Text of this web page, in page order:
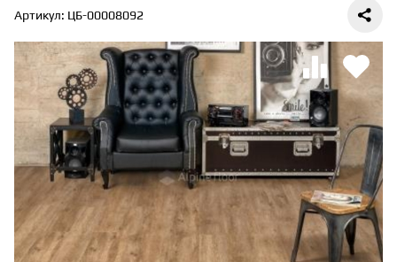
Полезная информация
Как выбрать
Калькулятор
О нас
Контакты
ИНЖЕНЕРНАЯ ДОСКА
ПАРКЕТНАЯ ДОСКА
ТЕРРАСНАЯ ДОСКА
КОВРОВАЯ ПЛИТКА
Артикул: ЦБ-00008092